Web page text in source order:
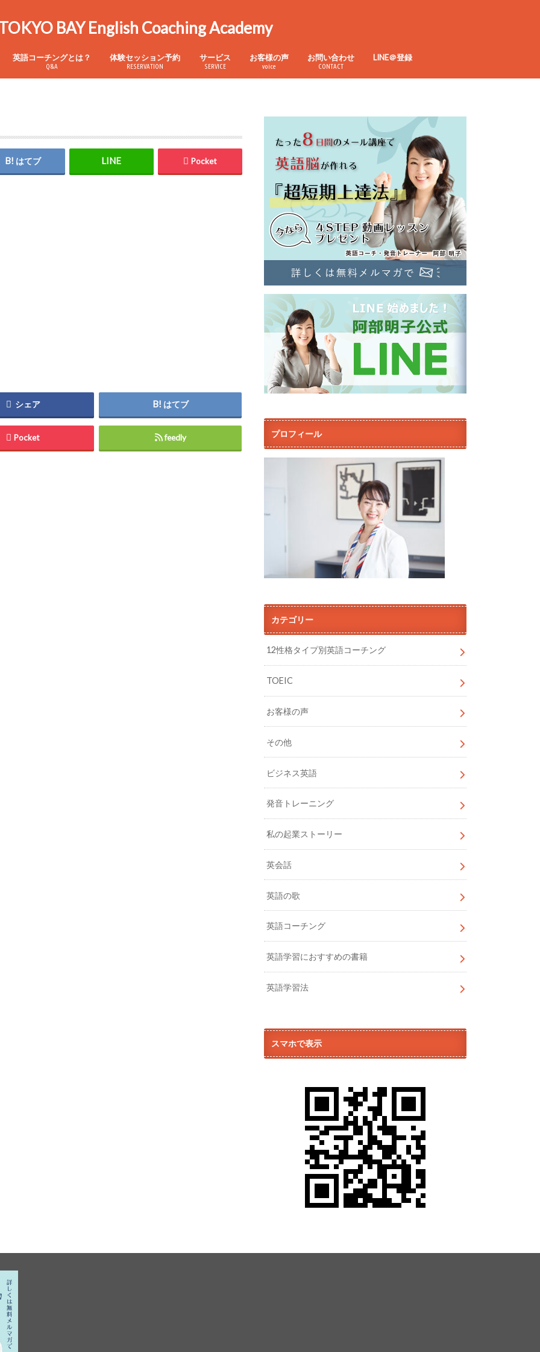
BAY English Coaching Academy
英語コーチングとは？
Q&A
体験セッション予約
RESERVATION
サービス
SERVICE
お客様の声
voice
お問い合わせ
CONTACT
LINE＠登録
はてブ Pocket
シェア はてブ
Pocket feedly プロフィール
カテゴリー
12性格タイプ別英語コーチング
TOEIC
お客様の声
その他
ビジネス英語
発音トレーニング
私の起業ストーリー
英会話
英語の歌
英語コーチング
英語学習におすすめの書籍
英語学習法
スマホで表示